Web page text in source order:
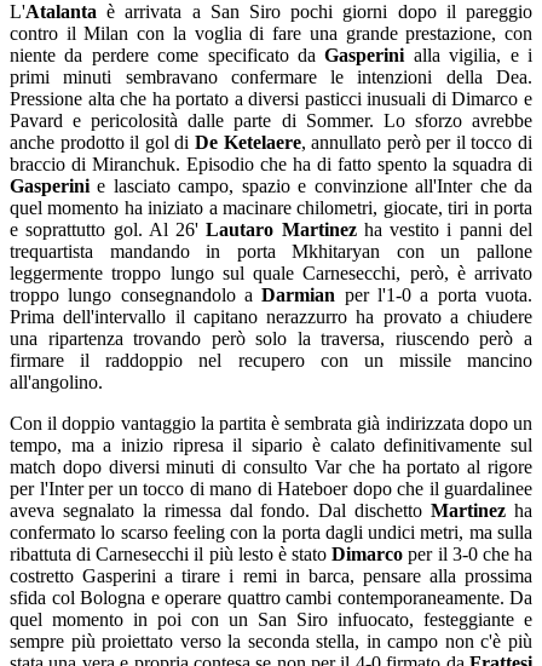
L'Atalanta è arrivata a San Siro pochi giorni dopo il pareggio
contro il Milan con la voglia di fare una grande prestazione, con
niente da perdere come specificato daGasperini alla vigilia, e i
primi minuti sembravano confermare le intenzioni della Dea.
Pressione alta che ha portato a diversi pasticci inusuali di Dimarco e
Pavard e pericolosità dalle parte di Sommer. Lo sforzo avrebbe
anche prodotto il gol di De Ketelaere, annullato però per il tocco di
braccio di Miranchuk. Episodio che ha di fatto spento la squadra di
Gasperinie lasciato campo, spazio e convinzione all'Inter che da
quel momento ha iniziato a macinare chilometri, giocate, tiri in porta
e soprattutto gol. Al 26'Lautaro Martinezha vestito i panni del
trequartista mandando in porta Mkhitaryan con un pallone
leggermente troppo lungo sul quale Carnesecchi, però, è arrivato
troppo lungo consegnandolo aDarmian per l'1-0 a porta vuota.
Prima dell'intervallo il capitano nerazzurro ha provato a chiudere
una ripartenza trovando però solo la traversa, riuscendo però a
firmare il raddoppio nel recupero con un missile mancino
all'angolino.
Con il doppio vantaggio la partita è sembrata già indirizzata dopo un
tempo, ma a inizio ripresa il sipario è calato definitivamente sul
match dopo diversi minuti di consulto Var che ha portato al rigore
per l'Inter per un tocco di mano di Hateboer dopo che il guardalinee
aveva segnalato la rimessa dal fondo. Dal dischettoMartinezha
confermato lo scarso feeling con la porta dagli undici metri, ma sulla
ribattuta di Carnesecchi il più lesto è statoDimarcoper il 3-0 che ha
costretto Gasperini a tirare i remi in barca, pensare alla prossima
sfida col Bologna e operare quattro cambi contemporaneamente. Da
quel momento in poi con un San Siro infuocato, festeggiante e
sempre più proiettato verso la seconda stella, in campo non c'è più